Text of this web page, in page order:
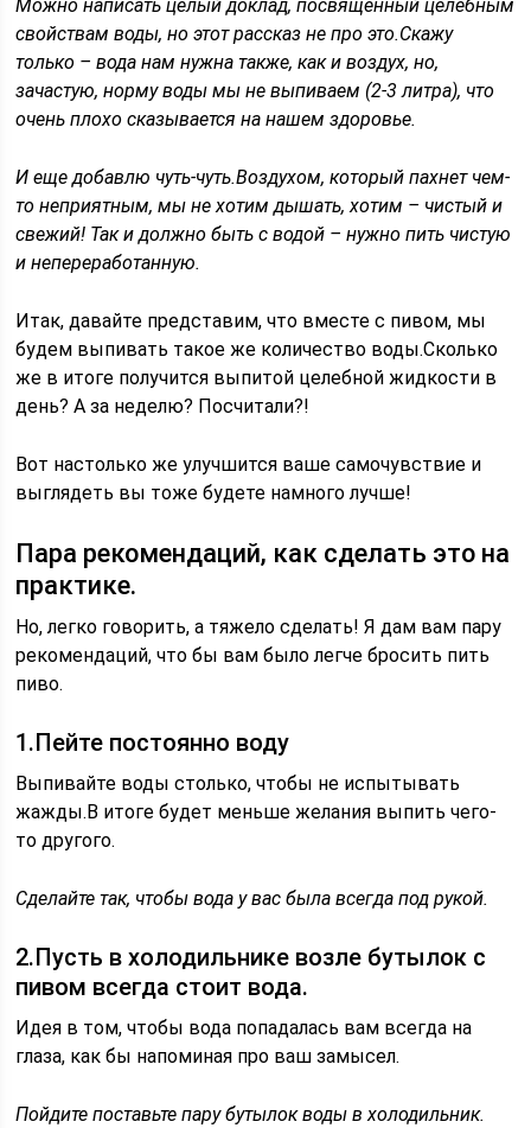
Можно написать целый доклад, посвященный целебным
свойствам воды, но этот рассказ не про это.Скажу
только – вода нам нужна также, как и воздух, но,
зачастую, норму воды мы не выпиваем (2-3 литра), что
очень плохо сказывается на нашем здоровье.
И еще добавлю чуть-чуть.Воздухом, который пахнет чем-
то неприятным, мы не хотим дышать, хотим – чистый и
свежий! Так и должно быть с водой – нужно пить чистую
и непереработанную.
Итак, давайте представим, что вместе с пивом, мы
будем выпивать такое же количество воды.Сколько
же в итоге получится выпитой целебной жидкости в
день? А за неделю? Посчитали?!
Вот настолько же улучшится ваше самочувствие и
выглядеть вы тоже будете намного лучше!
Пара рекомендаций, как сделать это на
практике.
Но, легко говорить, а тяжело сделать! Я дам вам пару
рекомендаций, что бы вам было легче бросить пить
пиво.
1.Пейте постоянно воду
Выпивайте воды столько, чтобы не испытывать
жажды.В итоге будет меньше желания выпить чего-
то другого.
Сделайте так, чтобы вода у вас была всегда под рукой.
2.Пусть в холодильнике возле бутылок с
пивом всегда стоит вода.
Идея в том, чтобы вода попадалась вам всегда на
глаза, как бы напоминая про ваш замысел.
Пойдите поставьте пару бутылок воды в холодильник.